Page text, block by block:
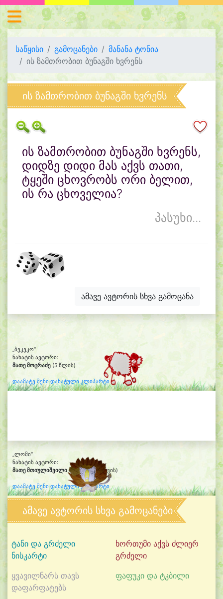
საწყისი გამოცანები
მანანა ტონია
ის ზამთრობით ბუნაგში ხვრენს
ის ზამთრობით ბუნაგში ხვრენს
ის ზამთრობით ბუნაგში ხვრენს,
დიდზე დიდი მას აქვს თათი,
ტყეში ცხოვრობს ორი ბელით,
ის რა ცხოველია?
პასუხი...
ამავე ავტორის სხვა გამოცანა
„ბეკეკო“
ნახატის ავტორი:
მათე მოცრაძე (5 წლის)
დაამატე შენი დახატული კლიპარტი
„ლომი“
ნახატის ავტორი:
მათე მთიულიშვილი(5წლის და 8თვის)
დაამატე შენი დახატული კლიპარტი
ამავე ავტორის სხვა გამოცანები
ტანი და გრძელი
ნისკარტი
ხორთუმი აქვს ძლიერ
გრძელი
ყვავილნარს თავს
დაფარფატებს
ფაფუკი და ტკბილი